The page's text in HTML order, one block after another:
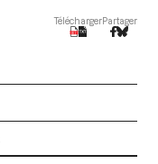
TéléchargerPartager